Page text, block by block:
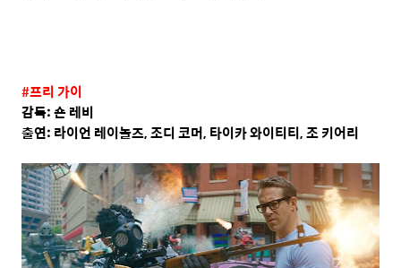
#프리 가이
감독:숀 레비
출연: 라이언 레이놀즈,조디 코머, 타이카 와이티티,조 키어리